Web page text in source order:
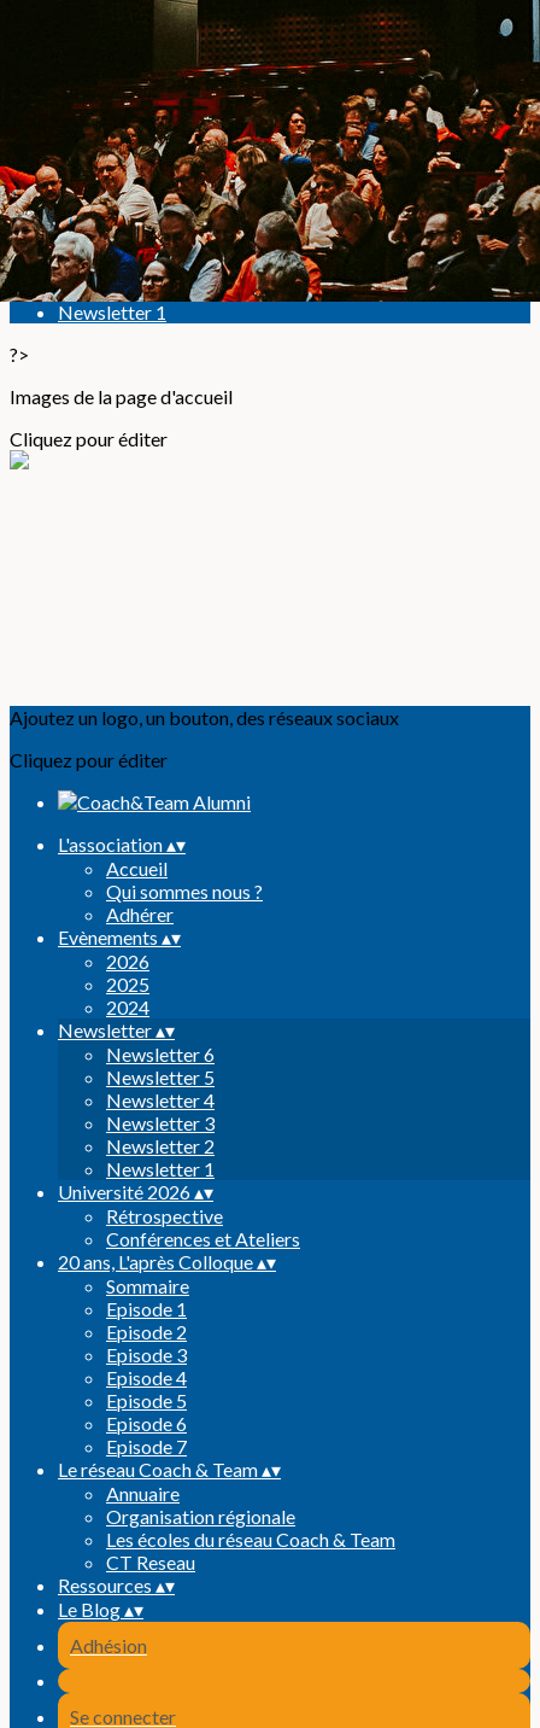
Exporter les lignes sélectionnées
Exporter toutes les colonnes
Exporter uniquement les colonnes affichées
Newsletter 6
Newsletter 5
Newsletter 4
Newsletter 3
Newsletter 2
Newsletter 1
?>
Images de la page d'accueil
Cliquez pour éditer
Ajoutez un logo, un bouton, des réseaux sociaux
Cliquez pour éditer
L'association▴▾
Accueil
Qui sommes nous ?
Adhérer
Evènements ▴▾
2026
2025
2024
Newsletter▴▾
Newsletter 6
Newsletter 5
Newsletter 4
Newsletter 3
Newsletter 2
Newsletter 1
Université 2026▴▾
Rétrospective
Conférences et Ateliers
20 ans, L'après Colloque▴▾
Sommaire
Episode 1
Episode 2
Episode 3
Episode 4
Episode 5
Episode 6
Episode 7
Le réseau Coach & Team▴▾
Annuaire
Organisation régionale
Les écoles du réseau Coach & Team
CT Reseau
Ressources ▴▾
Le Blog▴▾
Adhésion
Se connecter